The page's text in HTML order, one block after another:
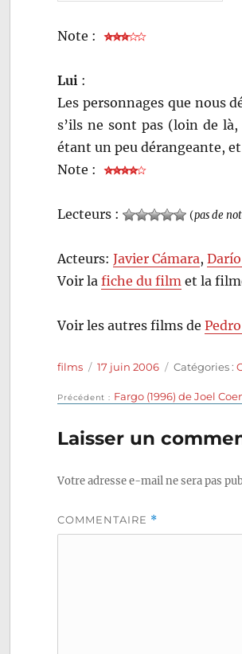
Note :
Lui :
Les personnages que nous
s’ils ne sont pas (loin de
étant un peu dérangeante,
Note :
Lecteurs : (pas de
Acteurs:Javier Cámara,
Voir lafiche du film et la
Voir les autres films de
Auteur
films
Publié
17 juin 2006 Catégories
Catégories :
Navigation
de
l’article
Précédent
Publication
Fargo (1996) de Joel
Laisser un
Votre adresse e-mail ne sera pas
COMMENTAIRE *